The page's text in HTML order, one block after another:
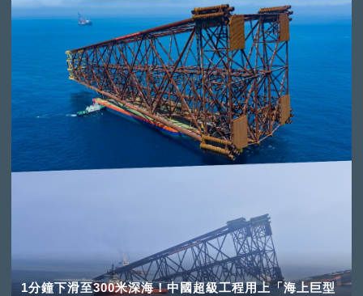
1分鐘下滑至300米深海！中國超級工程用上「海上巨型